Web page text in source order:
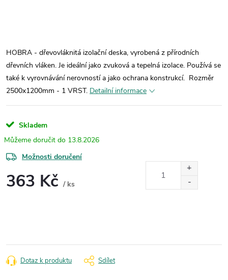
HOBRA - dřevovláknitá izolační deska, vyrobená z přírodních
dřevních vláken. Je ideální jako zvuková a tepelná izolace. Používá se
také k vyrovnávání nerovností a jako ochrana konstrukcí. Rozměr
2500x1200mm - 1 VRST. Detailní informace
Skladem
13.8.2026
Možnosti doručení
363 Kč / ks
Dotaz k produktu Sdílet